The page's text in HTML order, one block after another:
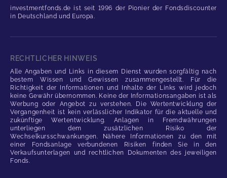
investmentfonds.de ist seit 1996 der Pionier der Fondsdiscounter
in Deutschland und Europa.
RECHTLICHER HINWEIS
Alle Angaben und Links in diesem Dienst wurden sorgfältig nach
bestem Wissen und Gewissen zusammengestellt. Für die
Richtigkeit der Informationen und Inhalte der Links wird jedoch
keine Gewähr übernommen. Keine der Informationsangaben ist als
Werbung oder Angebot zu verstehen. Die Wertentwicklung der
Vergangenheit ist kein verlässlicher Indikator für die aktuelle und
zukünftige Wertentwicklung. Anlagen in Fremdwährungen
unterliegen dem zusätzlichen Risiko der
Wechselkursschwankungen. Nähere Informationen zu den mit
einer Fondsanlage verbundenen Risiken finden Sie in den
Verkaufsunterlagen und rechtlichen Dokumenten des jeweiligen
Fonds.